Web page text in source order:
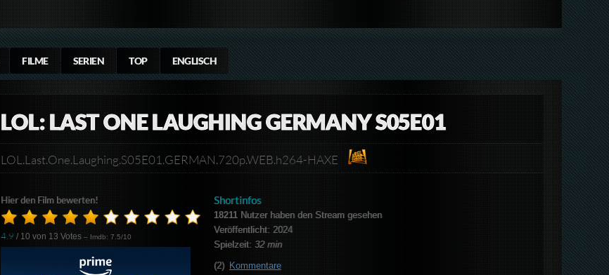
FILME SERIEN TOP ENGLISCH
LOL: LAST ONE LAUGHING GERMANY S05E01
LOL.Last.One.Laughing.S05E01.GERMAN.720p.WEB.h264-HAXE
Hier den Film bewerten!
4.9 / 10 von 13 Votes – Imdb: 7.5/10
Shortinfos
18211Nutzer haben den Stream gesehen
Veröffentlicht: 2024
Spielzeit: 32 min
(2) Kommentare